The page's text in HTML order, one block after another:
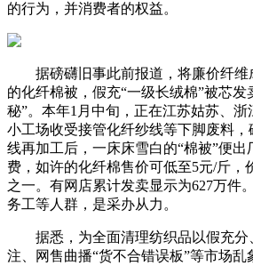
的行为，并消费者的权益。
据磅礴旧事此前报道，将廉价纤维
的化纤棉被，假充“一级长绒棉”被芯发
秘”。本年1月中旬，正在江苏姑苏、
小工场收受接管化纤纱线等下脚废料
线再加工后，一床床雪白的“棉被”便出
费，如许的化纤棉售价可低至5元/斤，
之一。有网店累计发卖显示为627万件
务工等人群，是采办从力。
据悉，为全面清理纺织品以假充分
注、网售曲播“货不合错误板”等市场